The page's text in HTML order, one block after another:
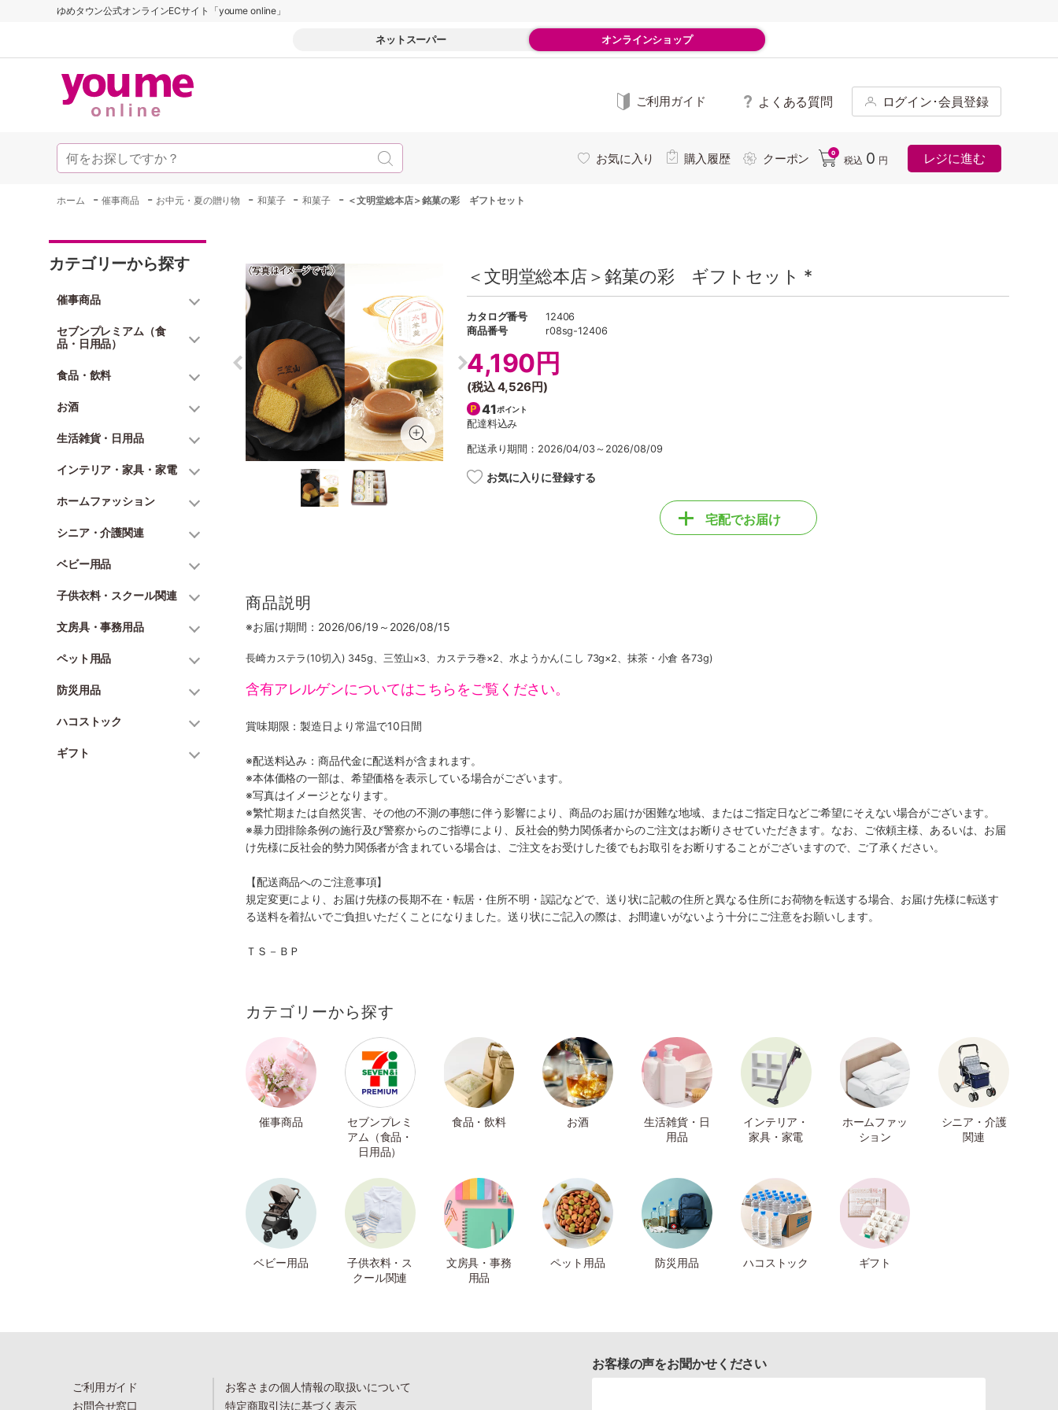
ゆめタウン公式オンラインECサイト「youme online」
ネットスーパー オンラインショップ
ご利用ガイド よくある質問 ログイン･会員登録
お気に入り 購入履歴 クーポン 0
税込 0 円 レジに進む
ホーム -催事商品 - お中元・夏の贈り物 - 和菓子 -和菓子 - ＜文明堂総本店＞銘菓の彩 ギフトセット
カテゴリーから探す
催事商品
セブンプレミアム（食
品・日用品）
食品・飲料
お酒
生活雑貨・日用品
インテリア・家具・家電
ホームファッション
シニア・介護関連
ベビー用品
子供衣料・スクール関連
文房具・事務用品
ペット用品
防災用品
ハコストック
ギフト
＜文明堂総本店＞銘菓の彩 ギフトセット *
カタログ番号
12406
商品番号
r08sg-12406
4,190円
(税込4,526円)
41ポイント
配達料込み
配送承り期間：2026/04/03～2026/08/09
お気に入りに登録する
宅配でお届け
商品説明
※お届け期間：2026/06/19～2026/08/15
長崎カステラ(10切入) 345g、三笠山×3、カステラ巻×2、水ようかん(こし 73g×2、抹茶・小倉 各73g)
含有アレルゲンについてはこちらをご覧ください。
賞味期限：製造日より常温で10日間
※配送料込み：商品代金に配送料が含まれます。
※本体価格の一部は、希望価格を表示している場合がございます。
※写真はイメージとなります。
※繁忙期または自然災害、その他の不測の事態に伴う影響により、商品のお届けが困難な地域、またはご指定日などご希望にそえない場合がございます。
※暴力団排除条例の施行及び警察からのご指導により、反社会的勢力関係者からのご注文はお断りさせていただきます。なお、ご依頼主様、あるいは、お届
け先様に反社会的勢力関係者が含まれている場合は、ご注文をお受けした後でもお取引をお断りすることがございますので、ご了承ください。
【配送商品へのご注意事項】
規定変更により、お届け先様の長期不在・転居・住所不明・誤記などで、送り状に記載の住所と異なる住所にお荷物を転送する場合、お届け先様に転送す
る送料を着払いでご負担いただくことになりました。送り状にご記入の際は、お間違いがないよう十分にご注意をお願いします。
ＴＳ－ＢＰ
カテゴリーから探す
催事商品
セブンプレミ
アム（食品・
日用品）
食品・飲料 お酒
生活雑貨・日
用品
インテリア・
家具・家電
ホームファッ
ション
シニア・介護
関連
ベビー用品
子供衣料・ス
クール関連
文房具・事務
用品
ペット用品 防災用品 ハコストック ギフト
ご利用ガイド
お問合せ窓口
お客さまの個人情報の取扱いについて
特定商取引法に基づく表示
お客様の声をお聞かせください